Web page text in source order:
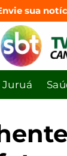
sua
Juruá